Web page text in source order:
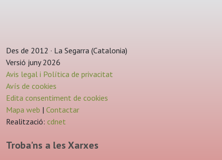
Des de 2012 · La Segarra (Catalonia)
Versió juny 2026
Avis legal i Política de privacitat
Avís de cookies
Edita consentiment de cookies
Mapa web | Contactar
Realització: cdnet
Troba'ns a les Xarxes